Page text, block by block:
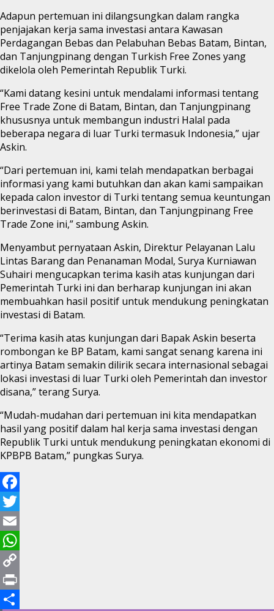
Adapun pertemuan ini dilangsungkan dalam rangka
penjajakan kerja sama investasi antara Kawasan
Perdagangan Bebas dan Pelabuhan Bebas Batam, Bintan,
dan Tanjungpinang dengan Turkish Free Zones yang
dikelola oleh Pemerintah Republik Turki.
“Kami datang kesini untuk mendalami informasi tentang
Free Trade Zone di Batam, Bintan, dan Tanjungpinang
khususnya untuk membangun industri Halal pada
beberapa negara di luar Turki termasuk Indonesia,” ujar
Askin.
“Dari pertemuan ini, kami telah mendapatkan berbagai
informasi yang kami butuhkan dan akan kami sampaikan
kepada calon investor di Turki tentang semua keuntungan
berinvestasi di Batam, Bintan, dan Tanjungpinang Free
Trade Zone ini,” sambung Askin.
Menyambut pernyataan Askin, Direktur Pelayanan Lalu
Lintas Barang dan Penanaman Modal, Surya Kurniawan
Suhairi mengucapkan terima kasih atas kunjungan dari
Pemerintah Turki ini dan berharap kunjungan ini akan
membuahkan hasil positif untuk mendukung peningkatan
investasi di Batam.
“Terima kasih atas kunjungan dari Bapak Askin beserta
rombongan ke BP Batam, kami sangat senang karena ini
artinya Batam semakin dilirik secara internasional sebagai
lokasi investasi di luar Turki oleh Pemerintah dan investor
disana,” terang Surya.
“Mudah-mudahan dari pertemuan ini kita mendapatkan
hasil yang positif dalam hal kerja sama investasi dengan
Republik Turki untuk mendukung peningkatan ekonomi di
KPBPB Batam,” pungkas Surya.
Facebook
Twitter
Email
WhatsApp
Copy
Link
Print